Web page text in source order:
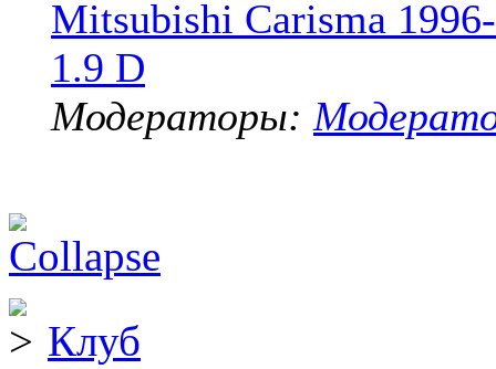
Mitsubishi Carisma
1.9 D
Модераторы:
Клуб